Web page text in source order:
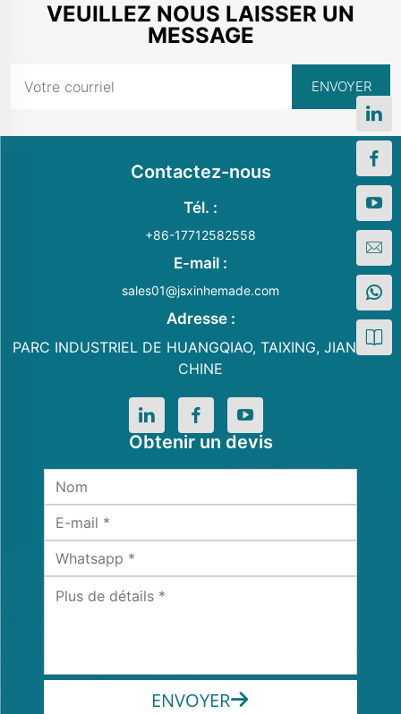
VEUILLEZ NOUS LAISSER UN
MESSAGE
Contactez-nous
Tél. :
+86-17712582558
E-mail :
sales01@jsxinhemade.com
Adresse :
PARC INDUSTRIEL DE HUANGQIAO, TAIXING, JIANGSU,
CHINE
Obtenir un devis
ENVOYER